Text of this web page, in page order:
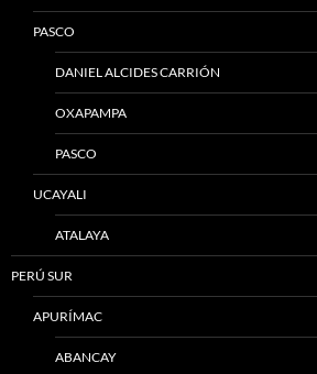
PASCO
DANIEL ALCIDES CARRIÓN
OXAPAMPA
PASCO
UCAYALI
ATALAYA
PERÚ SUR
APURÍMAC
ABANCAY